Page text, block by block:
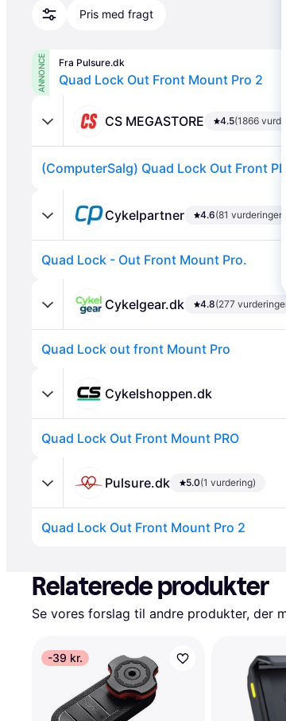
Pris med fragt
ANNONCE Fra Pulsure.dk
Quad Lock Out Front Mount Pro 2
CS MEGASTORE 4.5(1866
(ComputerSalg) Quad Lock Out Front
Cykelpartner 4.6(81 vurderinger)
Quad Lock - Out Front Mount Pro.
Cykelgear.dk 4.8(277
Quad Lock out front Mount Pro
Cykelshoppen.dk
Quad Lock Out Front Mount PRO
Pulsure.dk 5.0(1 vurdering)
Quad Lock Out Front Mount Pro 2
Relaterede produkter
Se vores forslag til andre produkter, der
-39 kr.